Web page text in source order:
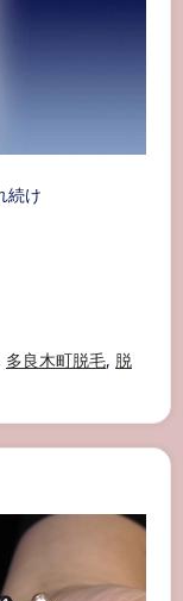
続け
多良木町脱毛, 脱